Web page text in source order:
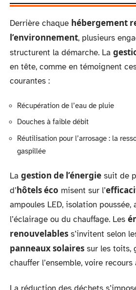
Derrière chaque hébergement
l’environnement, plusieurs
structurent la démarche. La
en tête, comme en témoignent
courantes :
Récupération de l’eau de pluie
Douches à faible débit
Réutilisation pour l’arrosage : la
gaspillée
La gestion de l’énergie suit de
d’hôtels éco misent sur l’
ampoules LED, isolation
l’éclairage ou du chauffage. Les
renouvelables s’invitent selon
panneaux solaires sur les toits,
chauffer l’ensemble, voire